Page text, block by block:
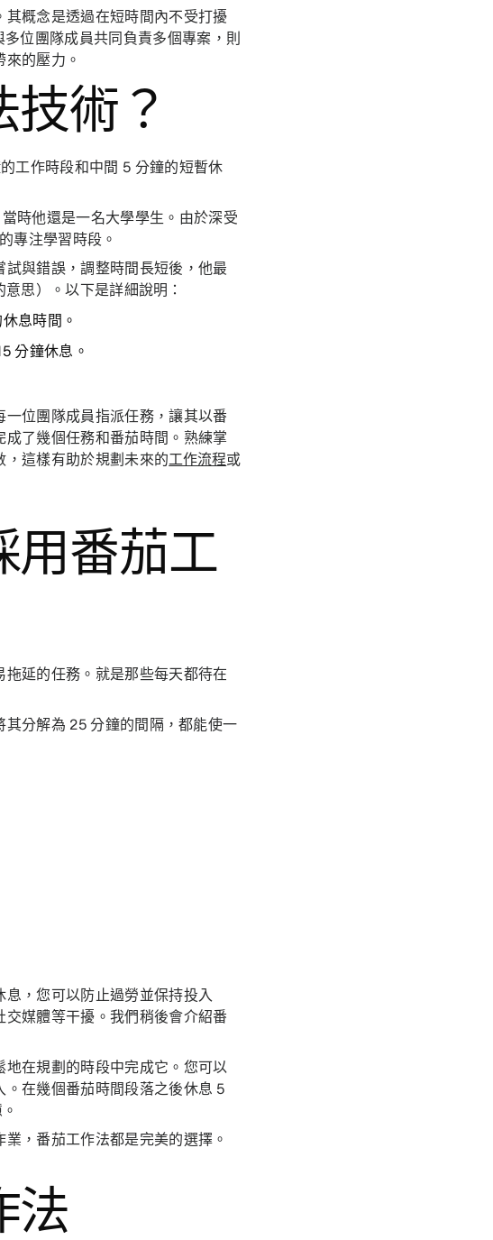
概念是透過在短時間內不受打擾
位團隊成員共同負責多個專案，則
的壓力。
術？
工作時段和中間 5 分鐘的短暫休
時他還是一名大學學生。由於深受
專注學習時段。
與錯誤，調整時間長短後，他最
思）。以下是詳細說明：
息時間。
分鐘休息。
位團隊成員指派任務，讓其以番
了幾個任務和番茄時間。熟練掌
這樣有助於規劃未來的工作流程或
用番茄工
延的任務。就是那些每天都待在
分解為 25 分鐘的間隔，都能使一
，您可以防止過勞並保持投入
媒體等干擾。我們稍後會介紹番
在規劃的時段中完成它。您可以
在幾個番茄時間段落之後休息 5
，番茄工作法都是完美的選擇。
法